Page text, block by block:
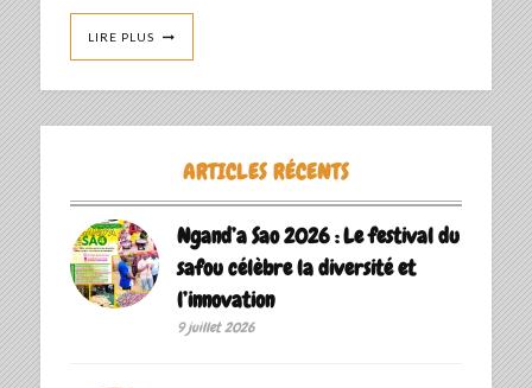
LIRE PLUS
ARTICLES RÉCENTS
Ngand’a Sao 2026 : Le festival du
safou célèbre la diversité et
l’innovation
9 juillet 2026